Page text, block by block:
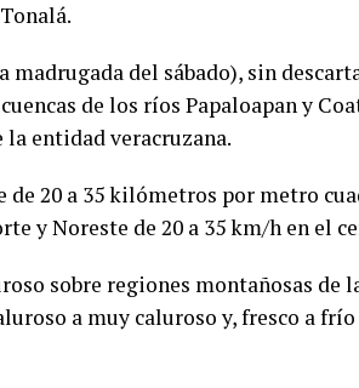
del sábado), sin
de los ríos Papaloapan y
entidad veracruzana.
20 a 35 kilómetros por metro
y Noreste de 20 a 35 km/h en el
sobre regiones montañosas de
a muy caluroso y, fresco a